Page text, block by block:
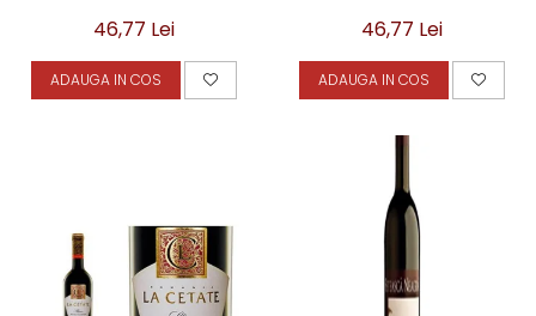
46,77 Lei
ADAUGA IN COS
46,77 Lei
ADAUGA IN COS